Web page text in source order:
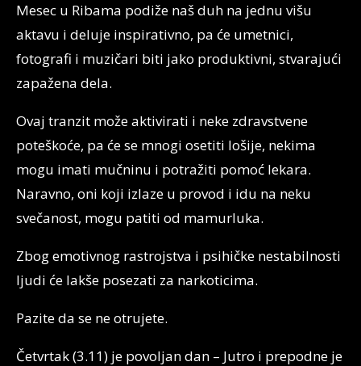
Mesec u Ribama podiže naš duh na jednu višu
aktavu i deluje inspirativno, pa će umetnici,
fotografi i muzičari biti jako produktivni, stvarajući
zapažena dela.
Ovaj tranzit može aktivirati i neke zdravstvene
poteškoće, pa će se mnogi osetiti lošije, nekima
mogu imati mučninu i potražiti pomoć lekara.
Naravno, oni koji izlaze u provod i idu na neku
svečanost, mogu patiti od mamurluka.
Zbog emotivnog rastrojstva i psihičke nestabilnosti
ljudi će lakše posezati za narkoticima.
Pazite da se ne otrujete.
Četvrtak (3.11) je povoljan dan – Jutro i prepodne je